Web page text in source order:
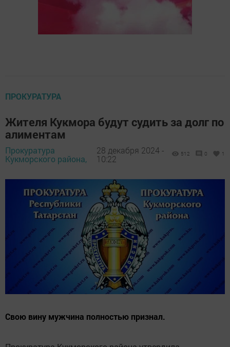
ПРОКУРАТУРА
Жителя Кукмора будут судить за долг по
алиментам
Прокуратура
Кукморского района,
28 декабря 2024 -
10:22
512 0 1
Свою вину мужчина полностью признал.